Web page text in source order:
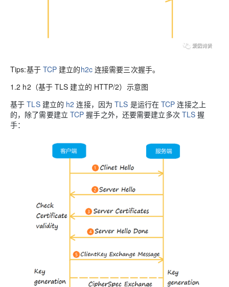
Tips:基于 TCP 建立的h2c连接需要三次握手。
1.2 h2（基于 TLS 建立的 HTTP/2）示意图
基于TLS建立的 h2连接，因为 TLS 是运行在TCP连接之上
的，除了需要建立 TCP握手之外，还要需要建立多次 TLS握
手：